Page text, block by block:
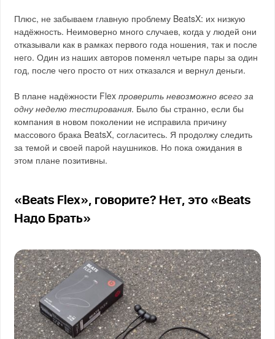
Плюс, не забываем главную проблему BeatsX: их низкую
надёжность. Неимоверно много случаев, когда у людей они
отказывали как в рамках первого года ношения, так и после
него. Один из наших авторов поменял четыре пары за один
год, после чего просто от них отказался и вернул деньги.
В плане надёжности Flexпроверить невозможно всего за
одну неделю тестирования. Было бы странно, если бы
компания в новом поколении не исправила причину
массового брака BeatsX, согласитесь. Я продолжу следить
за темой и своей парой наушников. Но пока ожидания в
этом плане позитивны.
«Beats Flex», говорите? Нет, это «Beats
Надо Брать»